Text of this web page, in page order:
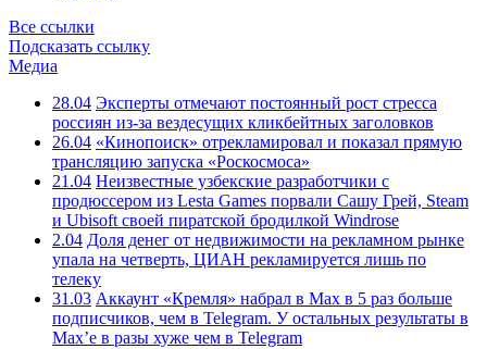
Все ссылки
Подсказать ссылку
Медиа
28.04 Эксперты отмечают постоянный рост стресса
россиян из-за вездесущих кликбейтных заголовков
26.04 «Кинопоиск» отрекламировал и показал прямую
трансляцию запуска «Роскосмоса»
21.04 Неизвестные узбекские разработчики с
продюссером из Lesta Games порвали Сашу Грей, Steam
и Ubisoft своей пиратской бродилкой Windrose
2.04 Доля денег от недвижимости на рекламном рынке
упала на четверть, ЦИАН рекламируется лишь по
телеку
31.03 Аккаунт «Кремля» набрал в Max в 5 раз больше
подписчиков, чем в Telegram. У остальных результаты в
Max’е в разы хуже чем в Telegram